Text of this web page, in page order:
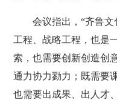
会议指出，“齐鲁
工程、战略工程，也是
索，也需要创新创造创
通力协力勠力；既需要
也需要出成果、出人才